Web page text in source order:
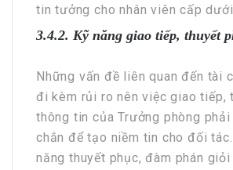
tin tưởng cho nhân viên cấp
3.4.2. Kỹ năng giao tiếp, thuyết
Những vấn đề liên quan đến tài
đi kèm rủi ro nên việc giao tiếp,
thông tin của Trưởng phòng
chắn để tạo niềm tin cho đối
năng thuyết phục, đàm phán